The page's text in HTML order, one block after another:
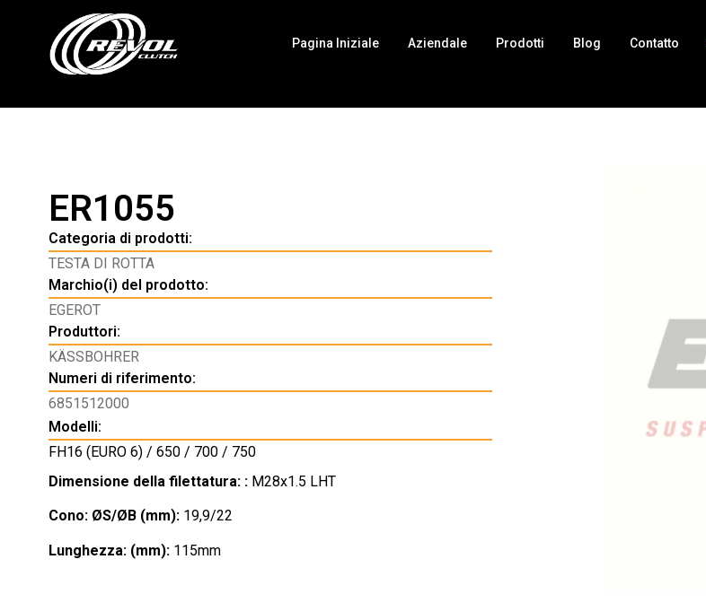
Pagina Iniziale Aziendale Prodotti Blog Contatto
ER1055
Categoria di prodotti:
TESTA DI ROTTA
Marchio(i) del prodotto:
EGEROT
Produttori:
KÄSSBOHRER
Numeri di riferimento:
6851512000
Modelli:
FH16 (EURO 6) / 650 / 700 / 750
Dimensione della filettatura: : M28x1.5 LHT
Cono: ØS/ØB (mm): 19,9/22
Lunghezza: (mm): 115mm